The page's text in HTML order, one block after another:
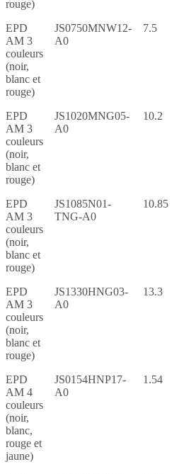
rouge)
EPD
AM 3
couleurs
(noir,
blanc et
rouge)
JS0750MNW12-
A0
7.5
EPD
AM 3
couleurs
(noir,
blanc et
rouge)
JS1020MNG05-
A0
10.2
EPD
AM 3
couleurs
(noir,
blanc et
rouge)
JS1085N01-
TNG-A0
10.85
EPD
AM 3
couleurs
(noir,
blanc et
rouge)
JS1330HNG03-
A0
13.3
EPD
AM 4
couleurs
(noir,
blanc,
rouge et
jaune)
JS0154HNP17-
A0
1.54